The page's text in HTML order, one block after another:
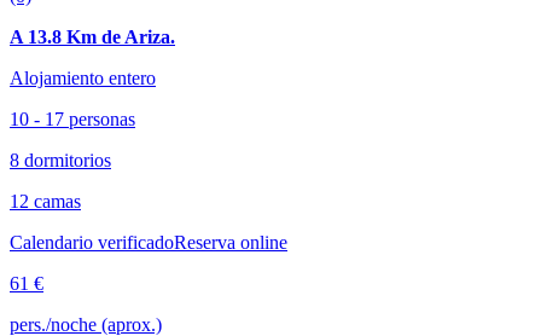
A 13.8 Km de Ariza.
Alojamiento entero
10 - 17 personas
8 dormitorios
12 camas
Calendario verificadoReserva online
61 €
pers./noche (aprox.)